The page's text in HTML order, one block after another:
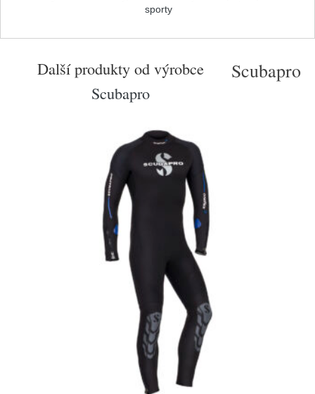
sporty
Další produkty od výrobce
Scubapro
Scubapro